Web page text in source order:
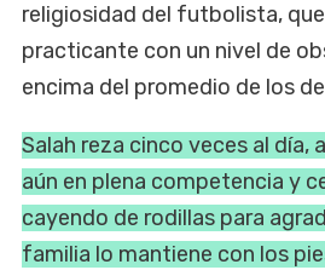
religiosidad del futbolista,
practicante con un nivel de
encima del promedio de los
Salah reza cinco veces al día,
aún en plena competencia y
cayendo de rodillas para
familia lo mantiene con los